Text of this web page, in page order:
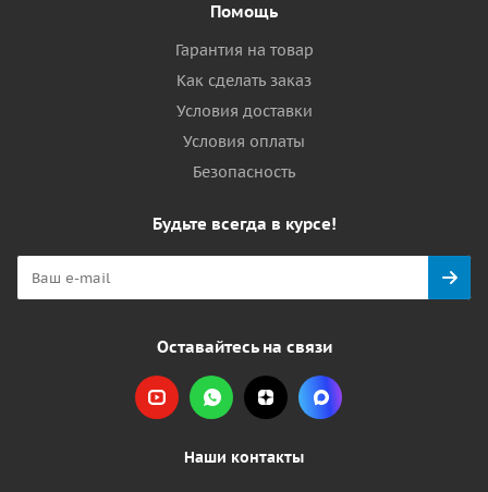
Помощь
Гарантия на товар
Как сделать заказ
Условия доставки
Условия оплаты
Безопасность
Будьте всегда в курсе!
Оставайтесь на связи
Наши контакты